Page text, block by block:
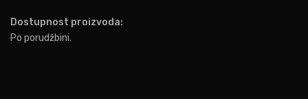
Dostupnost proizvoda:
Po porudžbini.